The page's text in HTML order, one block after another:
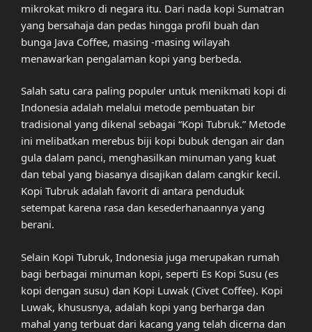
mikrokat mikro di negara itu. Dari nada kopi Sumatran
yang bersahaja dan pedas hingga profil buah dan
bunga Java Coffee, masing -masing wilayah
menawarkan pengalaman kopi yang berbeda.
Salah satu cara paling populer untuk menikmati kopi di
Indonesia adalah melalui metode pembuatan bir
tradisional yang dikenal sebagai “Kopi Tubruk.” Metode
ini melibatkan merebus biji kopi bubuk dengan air dan
gula dalam panci, menghasilkan minuman yang kuat
dan tebal yang biasanya disajikan dalam cangkir kecil.
Kopi Tubruk adalah favorit di antara penduduk
setempat karena rasa dan kesederhanaannya yang
berani.
Selain Kopi Tubruk, Indonesia juga merupakan rumah
bagi berbagai minuman kopi, seperti Es Kopi Susu (es
kopi dengan susu) dan Kopi Luwak (Civet Coffee). Kopi
Luwak, khususnya, adalah kopi yang berharga dan
mahal yang terbuat dari kacang yang telah dicerna dan